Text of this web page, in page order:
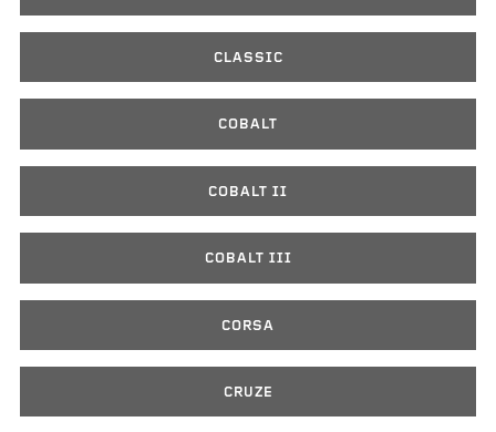
CLASSIC
COBALT
COBALT II
COBALT III
CORSA
CRUZE